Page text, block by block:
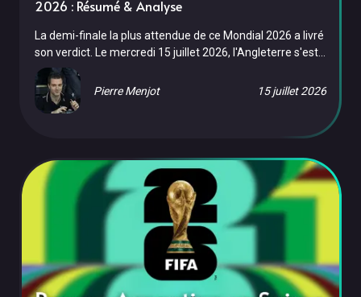
2026 : Résumé & Analyse
La demi-finale la plus attendue de ce Mondial 2026 a livré
son verdict. Le mercredi 15 juillet 2026, l'Angleterre s'est
inclinée face à l'Argentine au Mercedes-Benz Stadium
d'Atlanta sur le score de 1-2, dans un match renversant.
L'Argentine défendra son titre en finale face à l'Espagne.
(55'), les Argentins ont réussi une nouvelle incroyable
Pierre Menjot 15 juillet 2026